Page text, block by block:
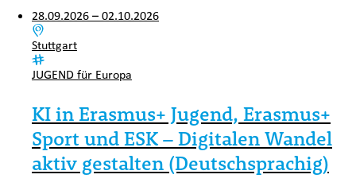
28.09.2026 – 02.10.2026
Ort:
Stuttgart
Kategorie:
JUGEND für Europa
KI in Erasmus+ Jugend, Erasmus+
Sport und ESK – Digitalen Wandel
aktiv gestalten (Deutschsprachig)